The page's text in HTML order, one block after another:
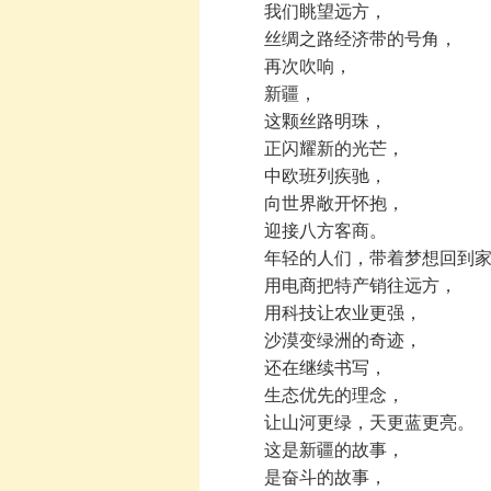
我们眺望远方，
丝绸之路经济带的号角，
再次吹响，
新疆，
这颗丝路明珠，
正闪耀新的光芒，
中欧班列疾驰，
向世界敞开怀抱，
迎接八方客商。
年轻的人们，带着梦想回到
用电商把特产销往远方，
用科技让农业更强，
沙漠变绿洲的奇迹，
还在继续书写，
生态优先的理念，
让山河更绿，天更蓝更亮。
这是新疆的故事，
是奋斗的故事，